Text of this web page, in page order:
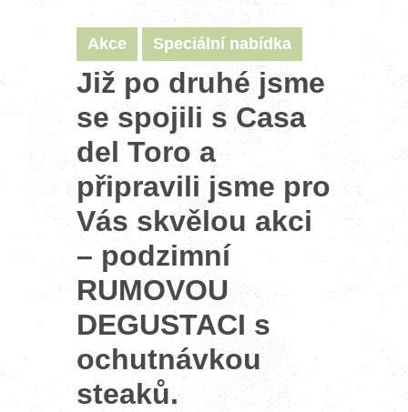
Akce Speciální nabídka
Již po druhé jsme
se spojili s Casa
del Toro a
připravili jsme pro
Vás skvělou akci
– podzimní
RUMOVOU
DEGUSTACI s
ochutnávkou
steaků.